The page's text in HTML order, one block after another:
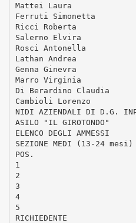
Mattei Laura
Ferruti Simonetta
Ricci Roberta
Salerno Elvira
Rosci Antonella
Lathan Andrea
Genna Ginevra
Marro Virginia
Di Berardino Claudia
Cambioli Lorenzo
NIDI AZIENDALI DI D.G.
ASILO "IL GIROTONDO"
ELENCO DEGLI AMMESSI
SEZIONE MEDI (13-24 mesi)
POS.
1
2
3
4
5
RICHIEDENTE